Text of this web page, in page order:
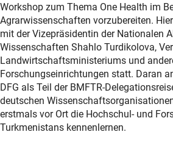
Workshop zum Thema One Health im
Agrarwissenschaften vorzubereiten.
mit der Vizepräsidentin der Nationalen
Wissenschaften Shahlo Turdikolova,
Landwirtschaftsministeriums und
Forschungseinrichtungen statt. Daran
DFG als Teil der BMFTR-
deutschen
erstmals vor Ort die Hochschul- und
Turkmenistans kennenlernen.